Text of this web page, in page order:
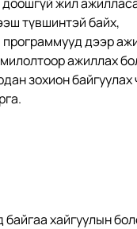
түвшинтэй байх,
дээр
ажиллах
зохион
хайгуулын